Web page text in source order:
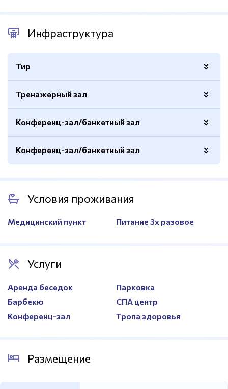
Инфраструктура
Тир
Пневматические винтовки
Мишени
Есть
Тренажерный зал
Вид
тренажеров
Кардиотренажеры, силовые,
гантельный ряд
Конференц-зал/банкетный зал
Площадь
45м.кв.
Конференц-зал/банкетный зал
Количество
1
Условия проживания
Медицинский пункт Питание 3х разовое
Услуги
Аренда беседок
Парковка
Барбекю
СПА центр
Конференц-зал
Тропа здоровья
Размещение